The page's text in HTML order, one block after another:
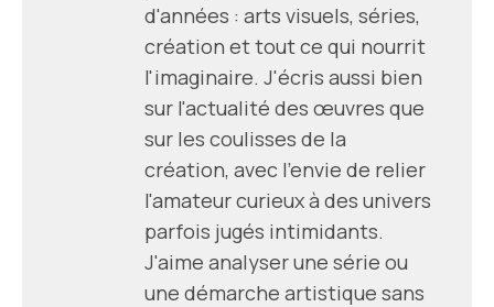
d'années : arts visuels, séries,
création et tout ce qui nourrit
l'imaginaire. J'écris aussi bien
sur l'actualité des œuvres que
sur les coulisses de la
création, avec l'envie de relier
l'amateur curieux à des univers
parfois jugés intimidants.
J'aime analyser une série ou
une démarche artistique sans